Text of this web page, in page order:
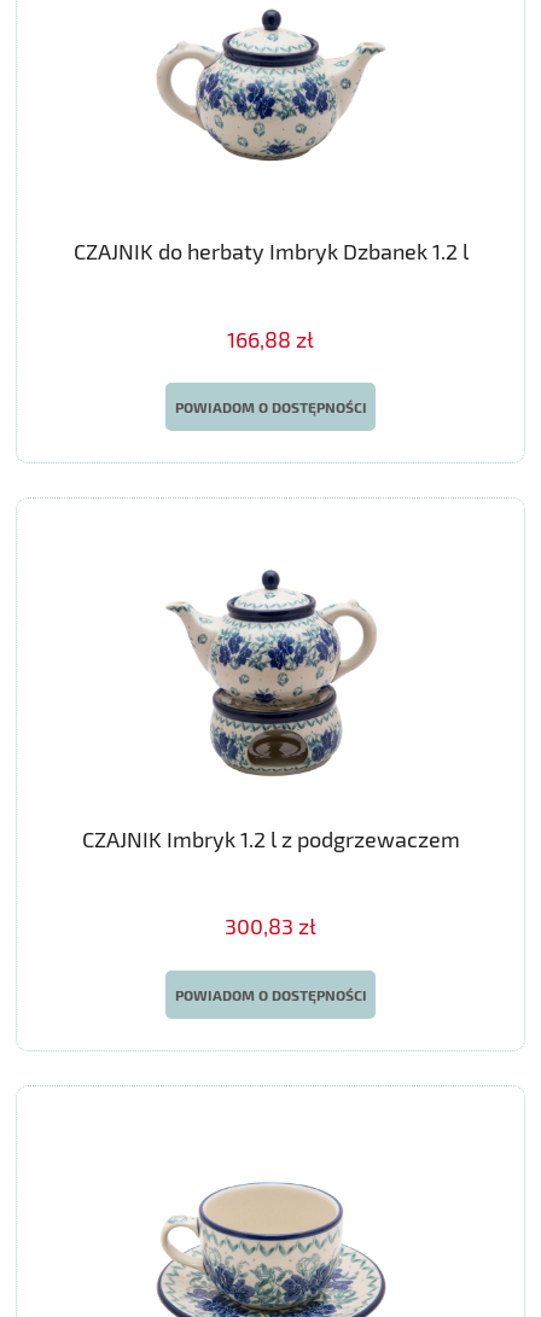
CZAJNIK do herbaty Imbryk Dzbanek 1.2 l
166,88 zł
POWIADOM O DOSTĘPNOŚCI
CZAJNIK Imbryk 1.2 l z podgrzewaczem
300,83 zł
POWIADOM O DOSTĘPNOŚCI